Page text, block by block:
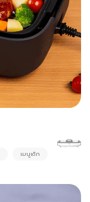
เมนูเด็ก